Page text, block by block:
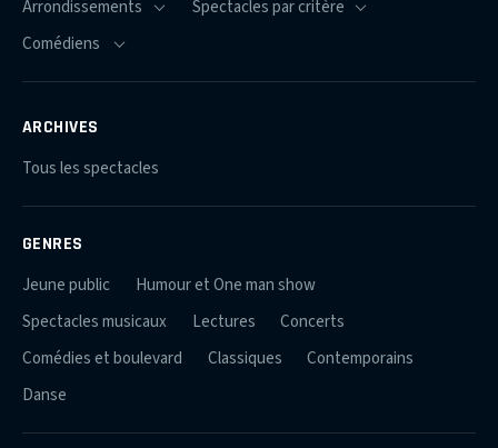
ARCHIVES
Tous les spectacles
GENRES
Jeune public
Humour et One man show
Spectacles musicaux
Lectures
Concerts
Comédies et boulevard
Classiques
Contemporains
Danse